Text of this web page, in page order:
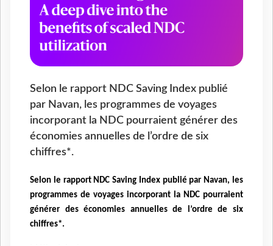
Selon le rapport NDC Saving Index publié
par Navan, les programmes de voyages
incorporant la NDC pourraient générer des
économies annuelles de l’ordre de six
chiffres*.
Selon le rapport NDC Saving Index publié par Navan, les
programmes de voyages incorporant la NDC pourraient
générer des économies annuelles de l’ordre de six
chiffres*.